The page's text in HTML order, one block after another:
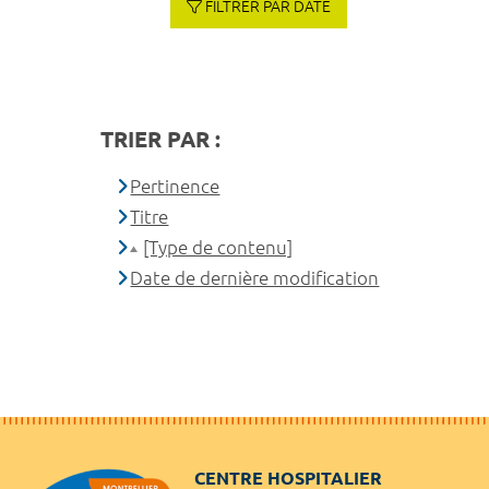
FILTRER PAR DATE
TRIER PAR :
Pertinence
Titre
[Type de contenu]
Date de dernière modification
CENTRE HOSPITALIER